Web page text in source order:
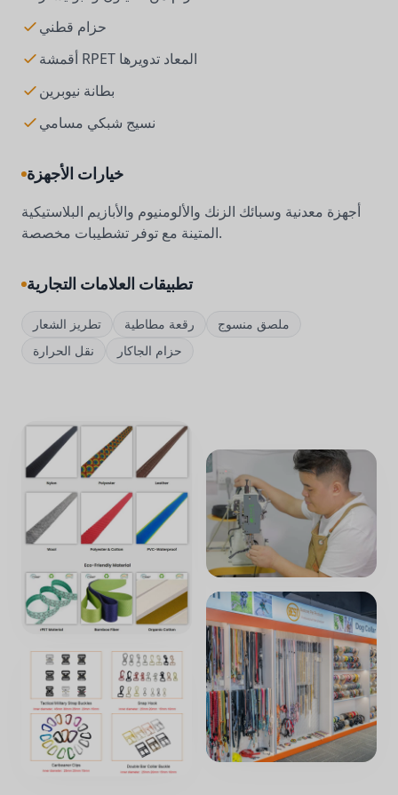
حزام قطني
أقمشة RPET المعاد تدويرها
بطانة نيوبرين
نسيج شبكي مسامي
خيارات الأجهزة
أجهزة معدنية وسبائك الزنك والألومنيوم والأبازيم البلاستيكية
المتينة مع توفر تشطيبات مخصصة.
تطبيقات العلامات التجارية
تطريز الشعار رقعة مطاطية
ملصق منسوج
نقل الحرارة
حزام الجاكار